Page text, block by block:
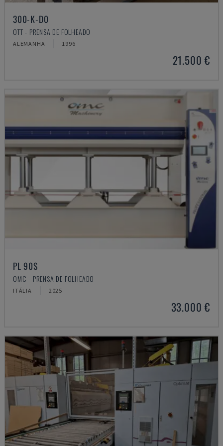
300-K-D0
OTT - PRENSA DE FOLHEADO
ALEMANHA 1996
21.500 €
PL 90S
OMC - PRENSA DE FOLHEADO
ITÁLIA 2025
33.000 €